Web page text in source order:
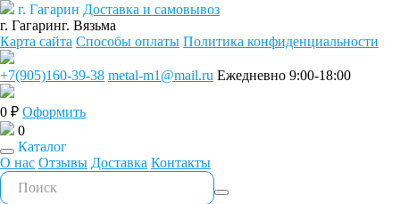
г. Гагарин Доставка и самовывоз
г. Гагаринг. Вязьма
Карта сайта Способы оплаты Политика конфиденциальности
+7(905)160-39-38 metal-m1@mail.ru Ежедневно 9:00-18:00
0 ₽ Оформить
0
Каталог
О нас Отзывы Доставка Контакты